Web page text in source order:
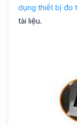
dụng thiết bị đo
tài liệu.